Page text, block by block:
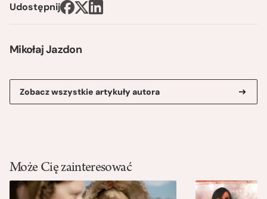
Mikołaj Jazdon
Zobacz wszystkie artykuły autora
Udostępnij
Może Cię zainteresować